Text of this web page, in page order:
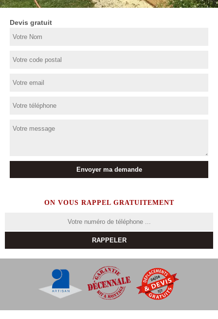
Devis gratuit
ON VOUS RAPPEL GRATUITEMENT